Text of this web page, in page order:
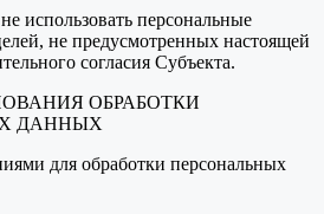
использовать персональные
не предусмотренных настоящей
согласия Субъекта.
ОБРАБОТКИ
ДАННЫХ
для обработки персональных